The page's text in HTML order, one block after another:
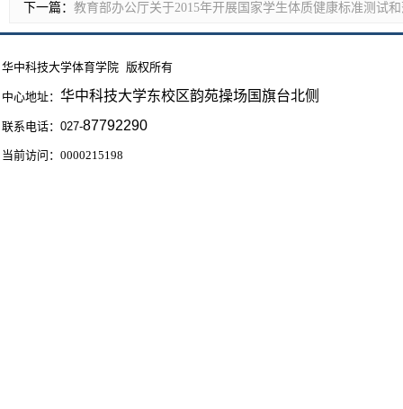
下一篇： 教育部办公厅关于2015年开展国家学生体质健康标准测试
华中科技大学体育学院 版权所有
中心地址：华中科技大学东校区韵苑操场国旗台北侧
联系电话：027-87792290
当前访问： 0000215198